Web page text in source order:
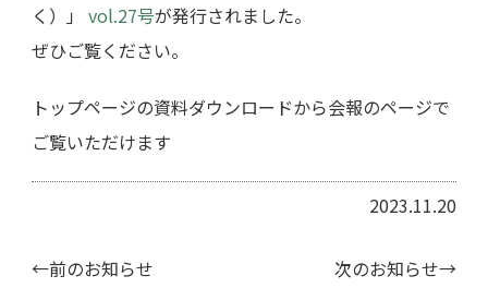
く）」vol.27号が発行されました。
ぜひご覧ください。
トップページの資料ダウンロードから会報のページで
ご覧いただけます
2023.11.20
←前のお知らせ
次のお知らせ→